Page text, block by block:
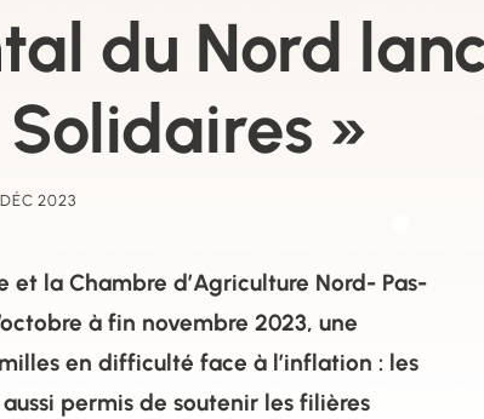
du Nord
»
2023
la Chambre d’Agriculture Nord- Pas-
à fin novembre 2023, une
en difficulté face à l’inflation : les
permis de soutenir les filières